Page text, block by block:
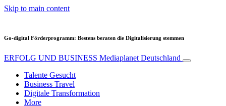
Skip to main content
Go-digital Förderprogramm: Bestens beraten die Digitalisierung stemmen
ERFOLG UND BUSINESS Mediaplanet Deutschland
Talente Gesucht
Business Travel
Digitale Transformation
More